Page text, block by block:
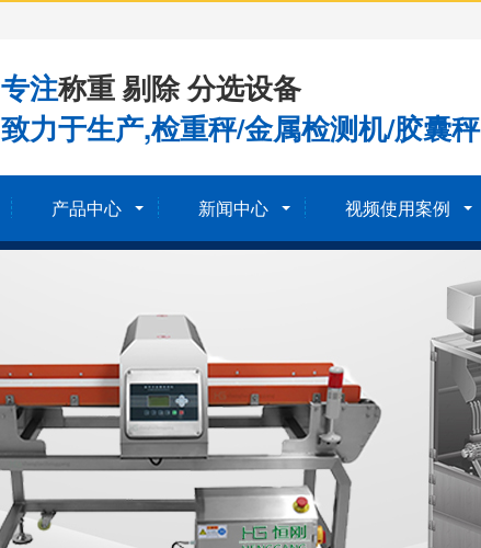
专注称重 剔除 分选设备
致力于生产,检重秤/金属检测机/胶囊秤
产品中心 新闻中心 视频使用案例